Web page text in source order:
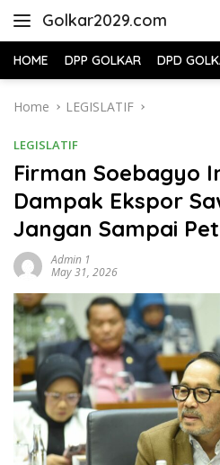
Golkar2029.com
HOME DPP GOLKAR DPD
Home LEGISLATIF
LEGISLATIF
Firman Soebagyo
Dampak Ekspor
Jangan Sampai
Admin 1
May 31, 2026